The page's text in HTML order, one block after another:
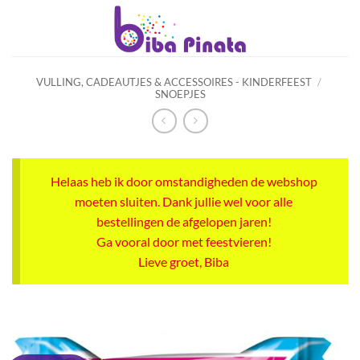
VULLING, CADEAUTJES & ACCESSOIRES - KINDERFEEST /
SNOEPJES
Helaas heb ik door omstandigheden de webshop
moeten sluiten. Dank jullie wel voor alle
bestellingen de afgelopen jaren!
Ga vooral door met feestvieren!
Lieve groet, Biba